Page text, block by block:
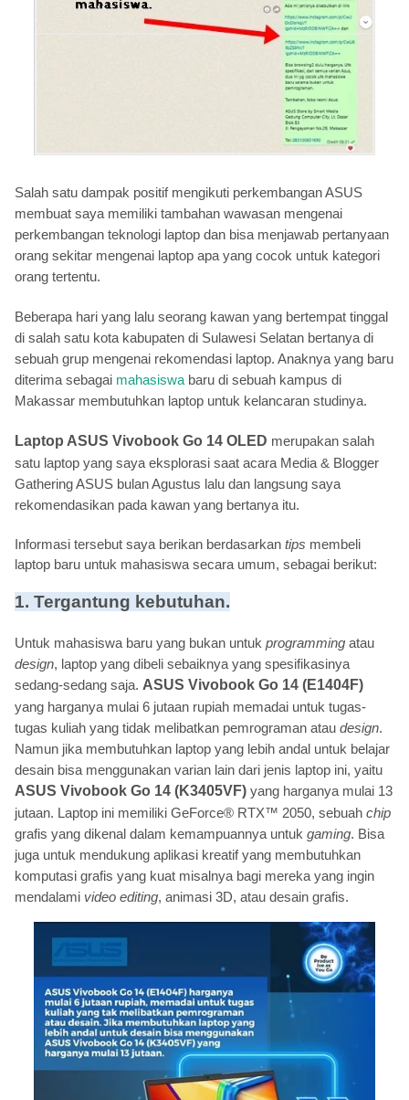
Salah satu dampak positif mengikuti perkembangan ASUS
membuat saya memiliki tambahan wawasan mengenai
perkembangan teknologi laptop dan bisa menjawab pertanyaan
orang sekitar mengenai laptop apa yang cocok untuk kategori
orang tertentu.
Beberapa hari yang lalu seorang kawan yang bertempat tinggal
di salah satu kota kabupaten di Sulawesi Selatan bertanya di
sebuah grup mengenai rekomendasi laptop. Anaknya yang baru
diterima sebagai mahasiswa baru di sebuah kampus di
Makassar membutuhkan laptop untuk kelancaran studinya.
Laptop ASUS Vivobook Go 14 OLED merupakan salah
satu laptop yang saya eksplorasi saat acara Media & Blogger
Gathering ASUS bulan Agustus lalu dan langsung saya
rekomendasikan pada kawan yang bertanya itu.
Informasi tersebut saya berikan berdasarkan tips membeli
laptop baru untuk mahasiswa secara umum, sebagai berikut:
1. Tergantung kebutuhan.
Untuk mahasiswa baru yang bukan untuk programming atau
design, laptop yang dibeli sebaiknya yang spesifikasinya
sedang-sedang saja. ASUS Vivobook Go 14 (E1404F)
yang harganya mulai 6 jutaan rupiah memadai untuk tugas-
tugas kuliah yang tidak melibatkan pemrograman atau design.
Namun jika membutuhkan laptop yang lebih andal untuk belajar
desain bisa menggunakan varian lain dari jenis laptop ini, yaitu
ASUS Vivobook Go 14 (K3405VF) yang harganya mulai 13
jutaan. Laptop ini memiliki GeForce® RTX™ 2050, sebuah chip
grafis yang dikenal dalam kemampuannya untuk gaming. Bisa
juga untuk mendukung aplikasi kreatif yang membutuhkan
komputasi grafis yang kuat misalnya bagi mereka yang ingin
mendalami video editing, animasi 3D, atau desain grafis.